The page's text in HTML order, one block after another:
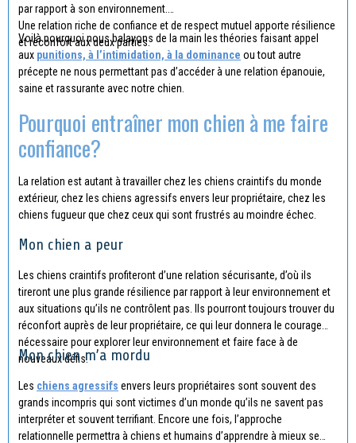
par rapport à son environnement.
Une relation riche de confiance et de respect mutuel apporte résilience
et réconfort aux deux parties.
Voilà pourquoi nous balayons de la main les théories faisant appel
aux punitions, à l’intimidation, à la dominance ou tout autre
précepte ne nous permettant pas d’accéder à une relation épanouie,
saine et rassurante avec notre chien.
Pourquoi entraîner mon chien à me faire
confiance?
La relation est autant à travailler chez les chiens craintifs du monde
extérieur, chez les chiens agressifs envers leur propriétaire, chez les
chiens fugueur que chez ceux qui sont frustrés au moindre échec.
Mon chien a peur
Les chiens craintifs profiteront d’une relation sécurisante, d’où ils
tireront une plus grande résilience par rapport à leur environnement et
aux situations qu’ils ne contrôlent pas. Ils pourront toujours trouver du
réconfort auprès de leur propriétaire, ce qui leur donnera le courage
nécessaire pour explorer leur environnement et faire face à de
nouveaux défis.
Mon chien m’a mordu
Les chiens agressifs envers leurs propriétaires sont souvent des
grands incompris qui sont victimes d’un monde qu’ils ne savent pas
interpréter et souvent terrifiant. Encore une fois, l’approche
relationnelle permettra à chiens et humains d’apprendre à mieux se